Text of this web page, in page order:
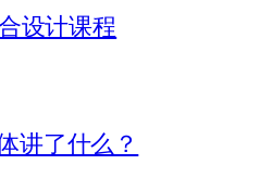
设计课程
讲了什么？